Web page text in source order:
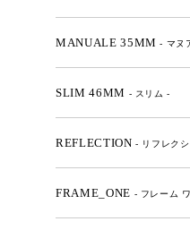
MANUALE 35MM- マヌ
SLIM 46MM - スリム -
REFLECTION- リフレク
FRAME_ONE - フレーム